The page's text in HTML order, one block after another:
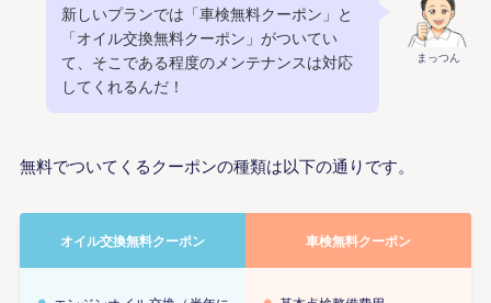
まっつん
新しいプランでは「車検無料クーポン」と
「オイル交換無料クーポン」がついてい
て、そこである程度のメンテナンスは対応
してくれるんだ！
無料でついてくるクーポンの種類は以下の通りです。
オイル交換無料クーポン 車検無料クーポン